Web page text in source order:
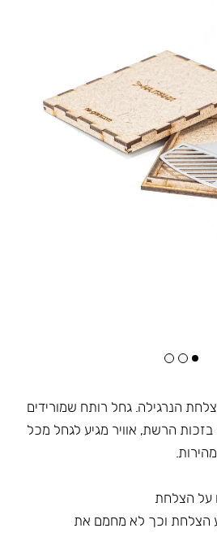
הנרגילה. גחל רותח שמורידים
הרשת, אוויר מגיע לגחל מכל
הצלחת וכך לא מחמם את